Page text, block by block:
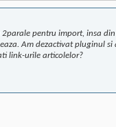
pentru import, insa
Am dezactivat pluginul
link-urile articolelor?